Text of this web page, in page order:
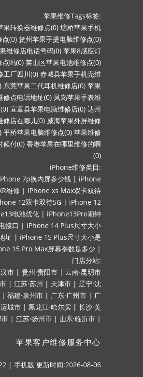
苹果维修Tags标签:
果转换器维修点(0) 塘桥苹果手机
点(0) 贺州苹果手提电脑维修点(0)
维修店电话号码(0) 苹果8感应灯
点吗(0) 莱山区苹果电池维修点(0)
工厂四川(0) 赤城县苹果手机壳维
东莞苹果二代耳机维修店(0) 苹果
修点电话地址(0) 凤岗苹果手表维
宜章县苹果电脑维修店(0) 达州
修店在哪儿(0) 威海苹果外屏维修
平桥苹果电脑维修点(0) 苹果维修
候付(0) 香港苹果在哪里维修的啊
(0)
iPhone维修类目:
7p换内屏多少钱 | iPhone
维修 | iPhone xs Max双卡双待
12双卡双待5G | iPhone 12
电池优化 | iPhone13Pro闹钟
接口 | iPhone 14 Plus尺寸大小
址 | iPhone 15 Plus尺寸大小是
15 Pro Max屏幕参数是多少 |
门店分站:
市 | 贵州·贵阳市 | 云南·昆明市
| 江苏·苏州 | 天津市 | 辽宁·沈
| 福建·泉州市 | 广东·广州市 | 广
城市 | 黑龙江·哈尔滨 | 长沙·芙
市 | 江苏·扬州市 | 山东·临沂市 |
苹果客户维修服务中心
| 手机版 更新时间:2026-08-06